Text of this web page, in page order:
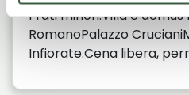
Frati minori.Villa e
RomanoPalazzo
Infiorate.Cena libera,